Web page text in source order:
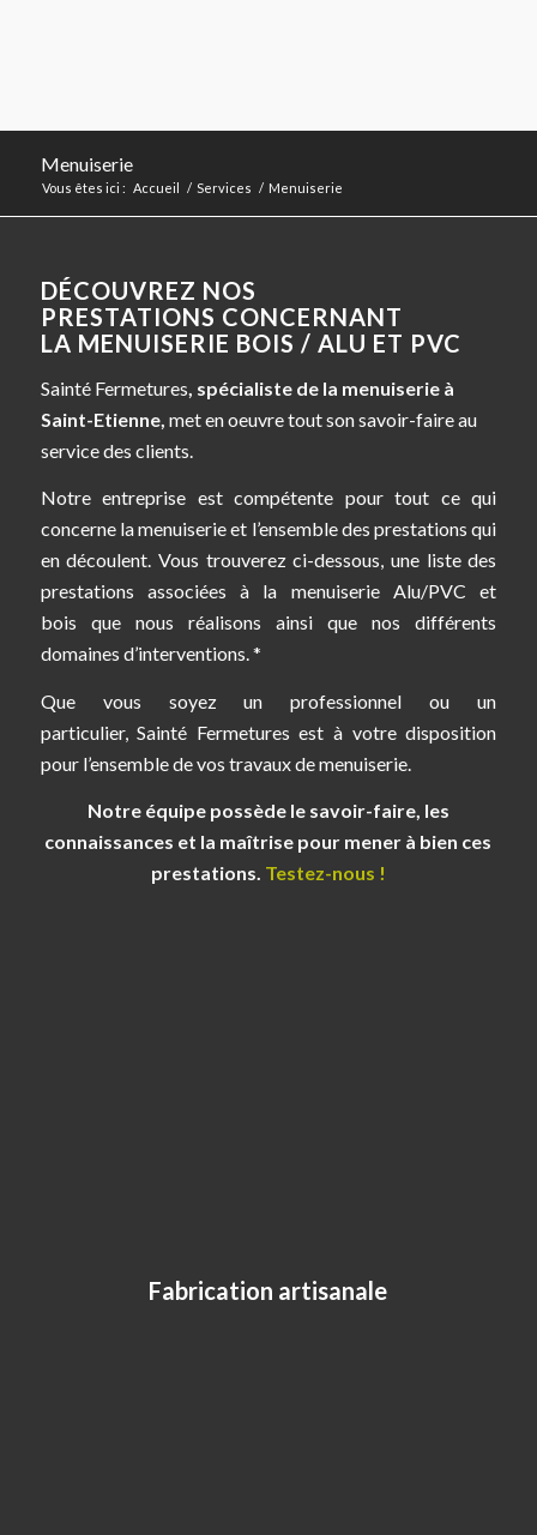
Menuiserie
Vous êtes ici : Accueil / Services / Menuiserie
DÉCOUVREZ NOS
PRESTATIONS CONCERNANT
LA MENUISERIE BOIS / ALU ET PVC
Sainté Fermetures , spécialiste de la menuiserie à
Saint-Etienne, met en oeuvre tout son savoir-faire au
service des clients.
Notre entreprise est compétente pour tout ce qui
concerne la menuiserie et l’ensemble des prestations qui
en découlent. Vous trouverez ci-dessous, une liste des
prestations associées à la menuiserie Alu/PVC et
bois que nous réalisons ainsi que nos différents
domaines d’interventions. *
Que vous soyez un professionnel ou un
particulier, Sainté Fermetures est à votre disposition
pour l’ensemble de vos travaux de menuiserie.
Notre équipe possède le savoir-faire, les
connaissances et la maîtrise pour mener à bien ces
prestations. Testez-nous !
Fabrication artisanale